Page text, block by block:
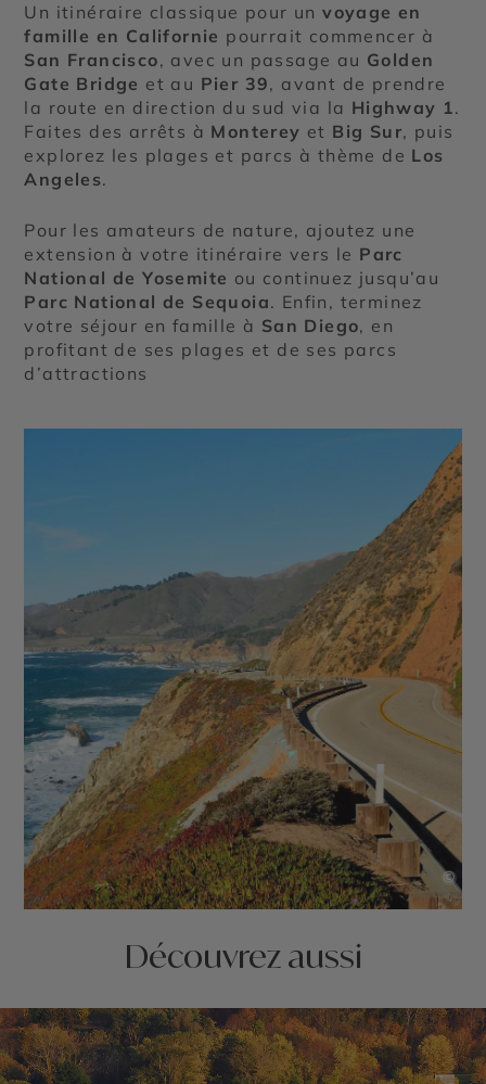
Un itinéraire classique pour unvoyage en
famille en Californie pourrait commencer à
San Francisco, avec un passage au Golden
Gate Bridge et au Pier 39, avant de prendre
la route en direction du sud via la Highway 1.
Faites des arrêts à Monterey et Big Sur, puis
explorez les plages et parcs à thème de Los
Angeles.
Pour les amateurs de nature, ajoutez une
extension à votre itinéraire vers le Parc
National de Yosemite ou continuez jusqu’au
Parc National de Sequoia. Enfin, terminez
votre séjour en famille à San Diego, en
profitant de ses plages et de ses parcs
d’attractions​
©
Découvrez aussi